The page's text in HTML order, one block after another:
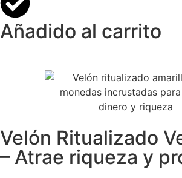
Añadido al carrito
Velón Ritualizado
– Atrae riqueza y